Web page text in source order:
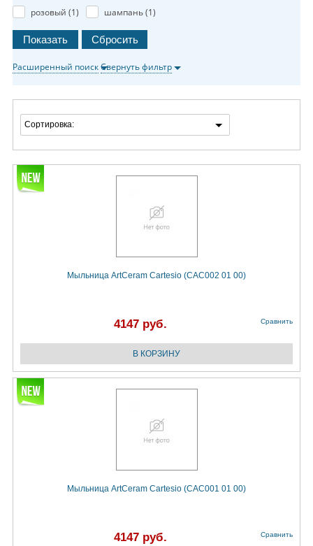
розовый (1) шампань (1)
Расширенный поискСвернуть фильтр
Сортировка:
Мыльница ArtCeram Cartesio (CAC002 01 00)
4147 руб. Сравнить
Мыльница ArtCeram Cartesio (CAC001 01 00)
4147 руб. Сравнить